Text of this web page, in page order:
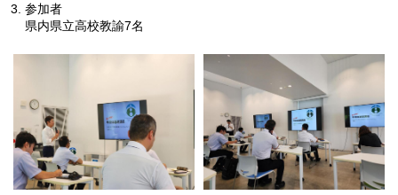
参加者
県内県立高校教諭7名